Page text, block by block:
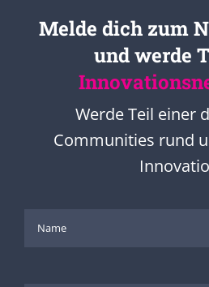
Melde dich zum
und werde
Werde Teil einer
Communities rund